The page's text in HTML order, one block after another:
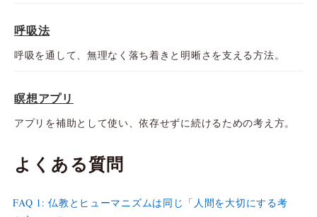
呼吸法
呼吸を通して、無理なく落ち着きと明晰さを支える方法。
瞑想アプリ
アプリを補助として使い、依存せずに続けるための考え方。
よくある質問
FAQ 1: 仏教とヒューマニズムは同じ「人間を大切にする考